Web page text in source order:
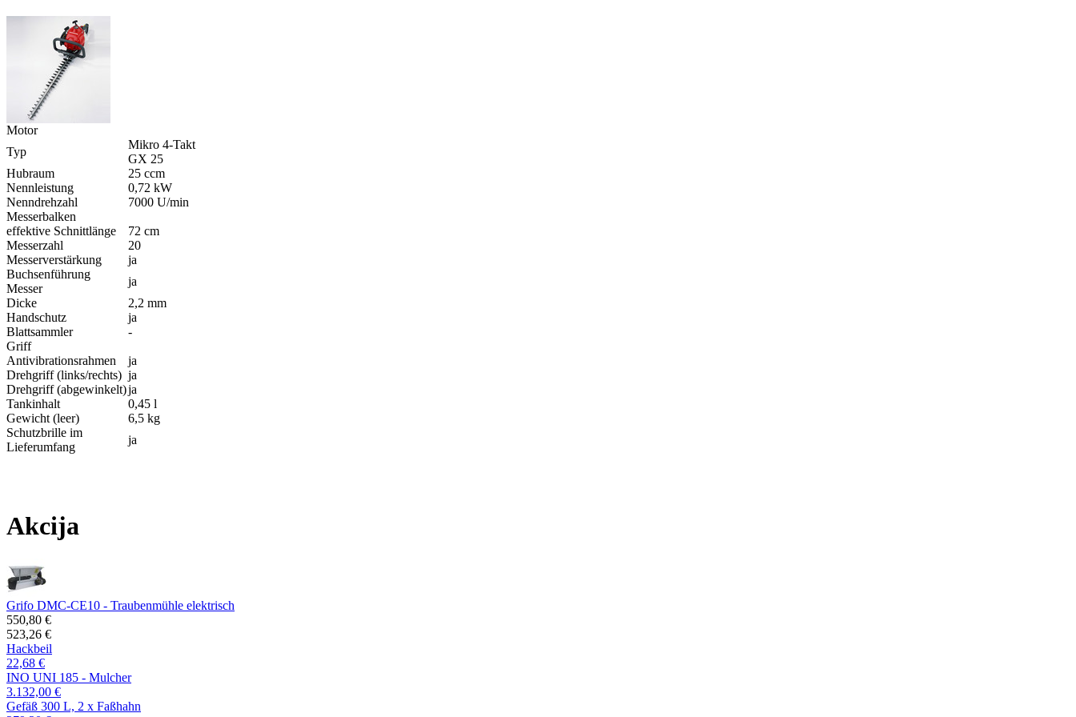
Motor
Typ
Mikro 4-​Takt
GX 25
Hubraum
25 ccm
Nennleistung
0,72 kW
Nenndrehzahl
7000 U/min
Messerbalken
effektive Schnittlänge
72 cm
Messerzahl
20
Messerverstärkung
ja
Buchsenführung
Messer
ja
Dicke
2,2 mm
Handschutz
ja
Blattsammler
-​
Griff
Antivibrationsrahmen
ja
Drehgriff (links/rechts) ja
Drehgriff (abgewinkelt)ja
Tankinhalt
0,45 l
Gewicht (leer)
6,5 kg
Schutzbrille im
Lieferumfang
ja
Akcija
Grifo DMC-CE10 - Traubenmühle elektrisch
550,80 €
523,26 €
Hackbeil
22,68 €
INO UNI 185 - Mulcher
3.132,00 €
Gefäß 300 L, 2 x Faßhahn